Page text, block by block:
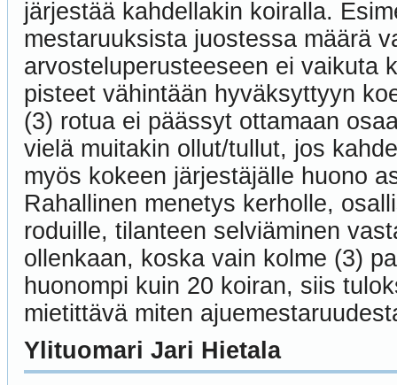
järjestää kahdellakin koiralla.
mestaruuksista juostessa määrä
arvosteluperusteeseen ei vaikuta
pisteet vähintään hyväksyttyyn
(3) rotua ei päässyt ottamaan
vielä muitakin ollut/tullut, jos
myös kokeen järjestäjälle huono
Rahallinen menetys kerholle,
roduille, tilanteen selviäminen
ollenkaan, koska vain kolme (3)
huonompi kuin 20 koiran, siis
mietittävä miten
Ylituomari Jari Hietala